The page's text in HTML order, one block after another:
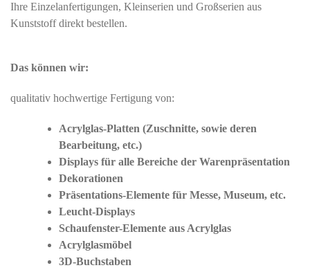
Ihre Einzelanfertigungen, Kleinserien und Großserien aus
Kunststoff direkt bestellen.
Das können wir:
qualitativ hochwertige Fertigung von:
Acrylglas-Platten (Zuschnitte, sowie deren
Bearbeitung, etc.)
Displays für alle Bereiche der Warenpräsentation
Dekorationen
Präsentations-Elemente für Messe, Museum, etc.
Leucht-Displays
Schaufenster-Elemente aus Acrylglas
Acrylglasmöbel
3D-Buchstaben